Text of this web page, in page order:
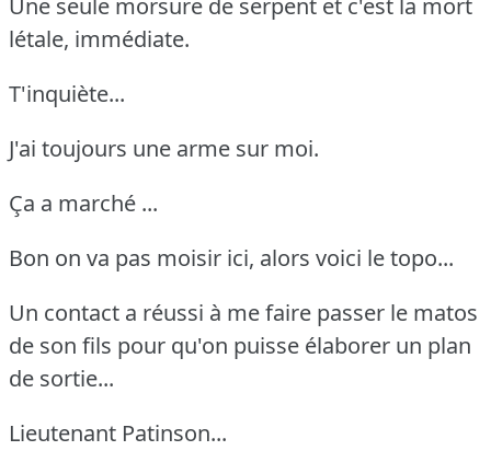
létale, immédiate.
T'inquiète...
J'ai toujours une arme sur moi.
Ça a marché ...
Bon on va pas moisir ici, alors voici le topo...
Un contact a réussi à me faire passer le matos
de son fils pour qu'on puisse élaborer un plan
de sortie...
Lieutenant Patinson...